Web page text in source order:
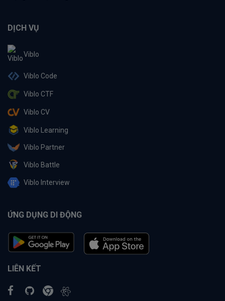
DỊCH VỤ
Viblo
Viblo Code
Viblo CTF
Viblo CV
Viblo Learning
Viblo Partner
Viblo Battle
Viblo Interview
ỨNG DỤNG DI ĐỘNG
LIÊN KẾT